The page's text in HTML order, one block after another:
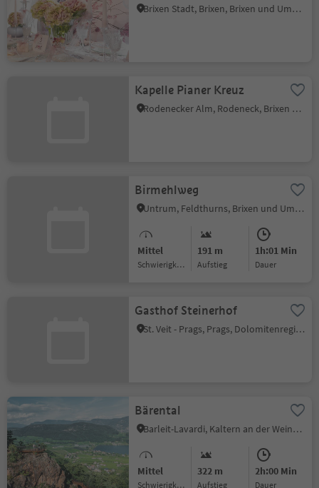
Brixen Stadt, Brixen, Brixen und Umgebung
Kapelle Pianer Kreuz
Rodenecker Alm, Rodeneck, Brixen und Umgebung
Birmehlweg
Untrum, Feldthurns, Brixen und Umgebung
Mittel
Schwierigkeitsgrad
191 m
Aufstieg
1h:01 Min
Dauer
Gasthof Steinerhof
St. Veit - Prags, Prags, Dolomitenregion 3 Zinnen
Bärental
Barleit-Lavardi, Kaltern an der Weinstraße, Südtiroler Weinstraße
Mittel
Schwierigkeitsgrad
322 m
Aufstieg
2h:00 Min
Dauer